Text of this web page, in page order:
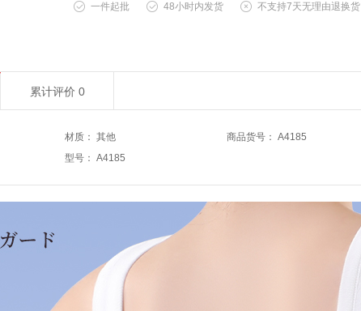
一件起批 48小时内发货 不支持7天无理由退换货
累计评价 0
材质 ： 其他 商品货号 ： A4185
型号 ： A4185